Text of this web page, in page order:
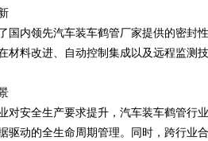
国内领先汽车装车鹤管厂家提供的密封
材料改进、自动控制集成以及远程监测
对安全生产要求提升，汽车装车鹤管行
驱动的全生命周期管理。同时，跨行业